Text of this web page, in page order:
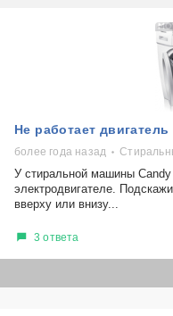
Не работает
более года назад
У стиральной машины
электродвигателе.
вверху или внизу...
3 ответа